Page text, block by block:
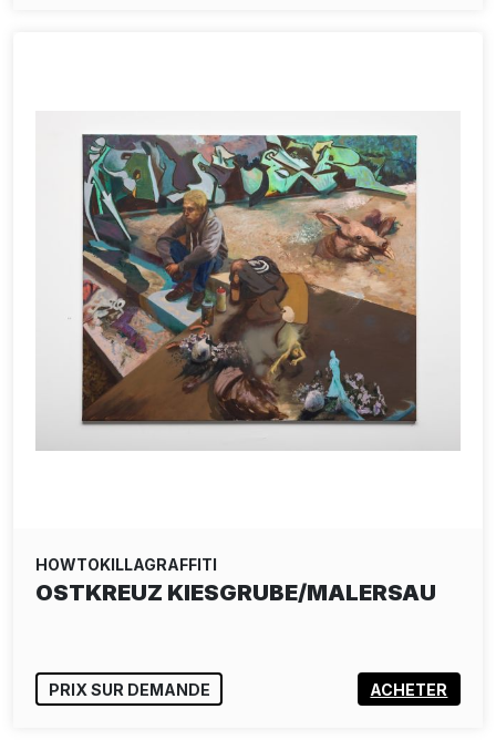
HOWTOKILLAGRAFFITI
OSTKREUZ KIESGRUBE/MALERSAU
PRIX SUR DEMANDE ACHETER